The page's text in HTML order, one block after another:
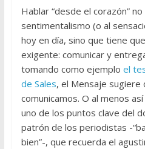
Hablar “desde el corazón”
sentimentalismo (o al
hoy en día, sino que tiene
exigente: comunicar y
tomando como ejemplo el
de Sales, el Mensaje sugiere
comunicamos. O al menos
uno de los puntos clave del
patrón de los periodistas -
bien”-, que recuerda el